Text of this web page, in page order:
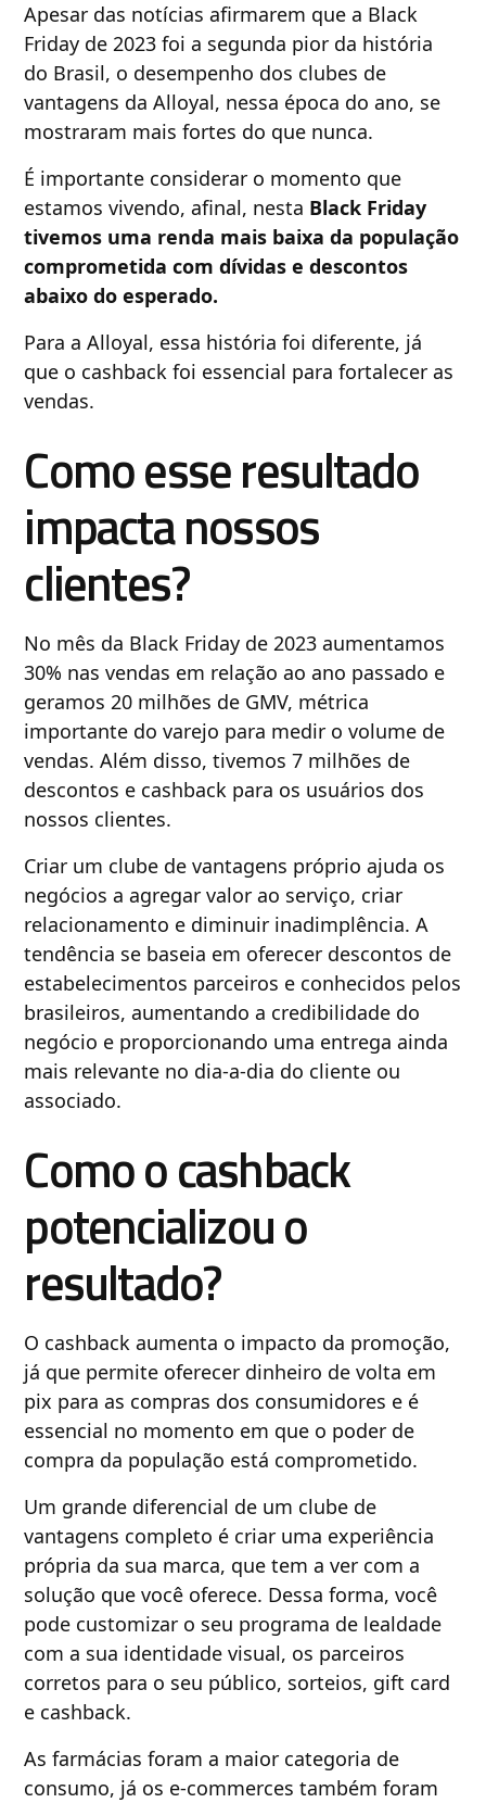
Apesar das notícias afirmarem que a Black
Friday de 2023 foi a segunda pior da história
do Brasil, o desempenho dos clubes de
vantagens da Alloyal, nessa época do ano, se
mostraram mais fortes do que nunca.
É importante considerar o momento que
estamos vivendo, afinal, nesta Black Friday
tivemos uma renda mais baixa da população
comprometida com dívidas e descontos
abaixo do esperado.
Para a Alloyal, essa história foi diferente, já
que o cashback foi essencial para fortalecer as
vendas.
Como esse resultado
impacta nossos
clientes?
No mês da Black Friday de 2023 aumentamos
30% nas vendas em relação ao ano passado e
geramos 20 milhões de GMV, métrica
importante do varejo para medir o volume de
vendas. Além disso, tivemos 7 milhões de
descontos e cashback para os usuários dos
nossos clientes.
Criar um clube de vantagens próprio ajuda os
negócios a agregar valor ao serviço, criar
relacionamento e diminuir inadimplência. A
tendência se baseia em oferecer descontos de
estabelecimentos parceiros e conhecidos pelos
brasileiros, aumentando a credibilidade do
negócio e proporcionando uma entrega ainda
mais relevante no dia-a-dia do cliente ou
associado.
Como o cashback
potencializou o
resultado?
O cashback aumenta o impacto da promoção,
já que permite oferecer dinheiro de volta em
pix para as compras dos consumidores e é
essencial no momento em que o poder de
compra da população está comprometido.
Um grande diferencial de um clube de
vantagens completo é criar uma experiência
própria da sua marca, que tem a ver com a
solução que você oferece. Dessa forma, você
pode customizar o seu programa de lealdade
com a sua identidade visual, os parceiros
corretos para o seu público, sorteios, gift card
e cashback.
As farmácias foram a maior categoria de
consumo, já os e-commerces também foram